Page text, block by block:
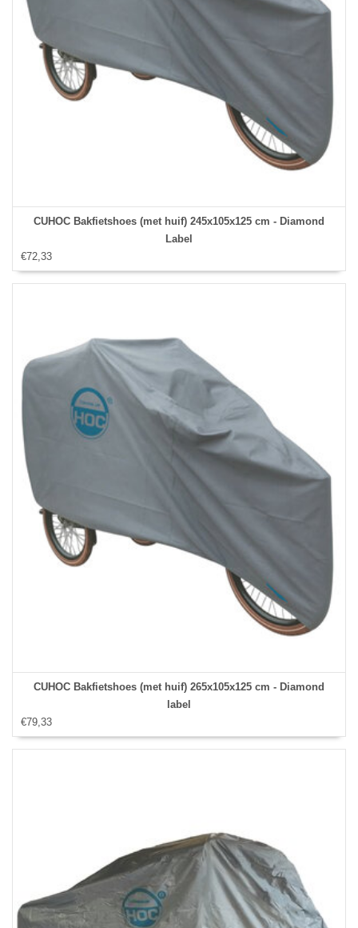
CUHOC Bakfietshoes (met huif) 245x105x125 cm - Diamond
Label
€72,33
CUHOC Bakfietshoes (met huif) 265x105x125 cm - Diamond
label
€79,33